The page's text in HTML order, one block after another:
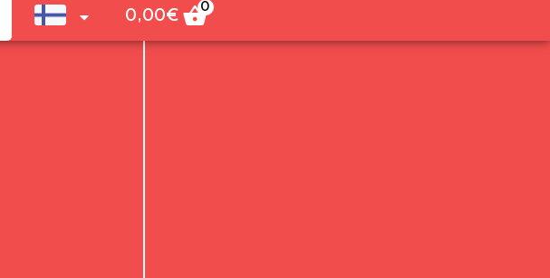
0,00€
0